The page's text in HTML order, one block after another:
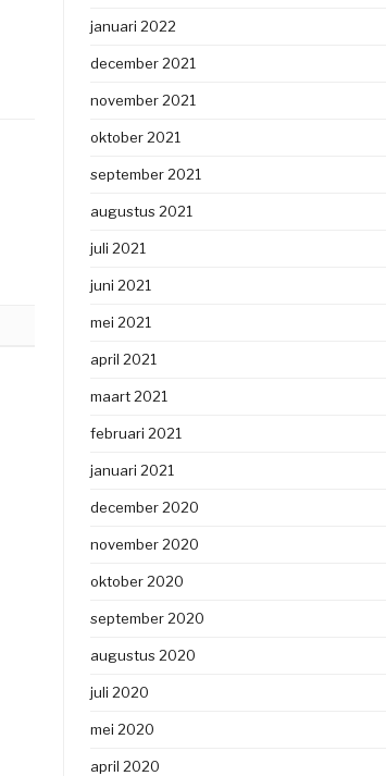
januari 2022
december 2021
november 2021
oktober 2021
september 2021
augustus 2021
juli 2021
juni 2021
mei 2021
april 2021
maart 2021
februari 2021
januari 2021
december 2020
november 2020
oktober 2020
september 2020
augustus 2020
juli 2020
mei 2020
april 2020